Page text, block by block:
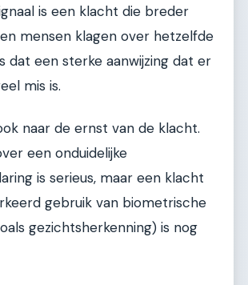
is een klacht die breder
mensen klagen over hetzelfde
dat een sterke aanwijzing dat er
mis is.
naar de ernst van de klacht.
een onduidelijke
is serieus, maar een klacht
gebruik van biometrische
gezichtsherkenning) is nog